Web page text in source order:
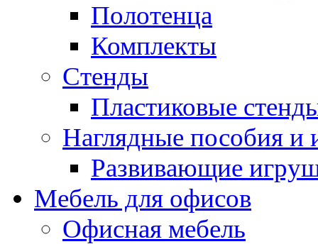
Полотенца
Комплекты
Стенды
Пластиковые
Наглядные пособия и
Развивающие
Мебель для офисов
Офисная мебель